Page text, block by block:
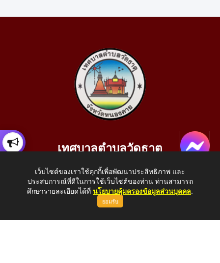
เทศบาลตำบลวัดธาตุ
อ.เมือง จ.หนองคาย 43000
โทรศัพท์: 042-414758 โทรสาร: 042-414759
E-Mail: saraban_05430110@dla.go.th
เว็บไซต์ของเราใช้คุกกี้เพื่อพัฒนาประสิทธิภาพ และ
ประสบการณ์ที่ดีในการใช้เว็บไซต์ของท่าน ท่านสามารถ
ศึกษารายละเอียดได้ที่ นโยบายคุ้มครองข้อมูลส่วนบุคคล.
ยอมรับ